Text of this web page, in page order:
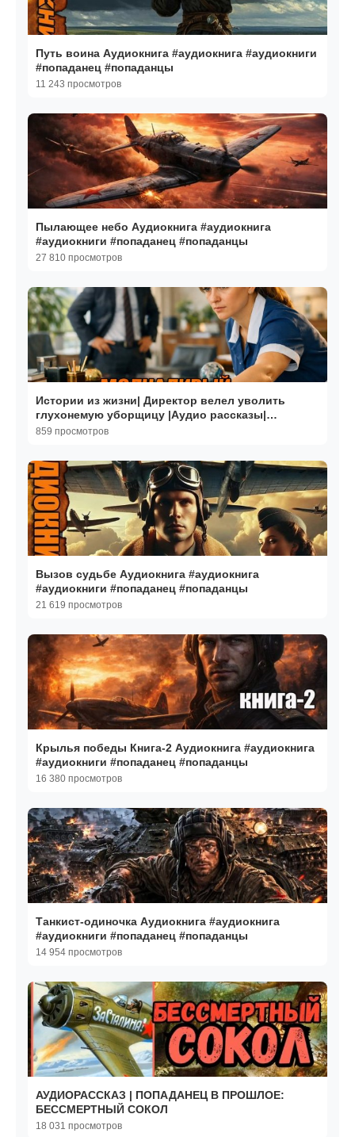
Путь воина Аудиокнига #аудиокнига #аудиокниги
#попаданец #попаданцы
11 243 просмотров
Пылающее небо Аудиокнига #аудиокнига
#аудиокниги #попаданец #попаданцы
27 810 просмотров
Истории из жизни| Директор велел уволить
глухонемую уборщицу |Аудио рассказы|
Жизненные истории
859 просмотров
Вызов судьбе Аудиокнига #аудиокнига
#аудиокниги #попаданец #попаданцы
21 619 просмотров
Крылья победы Книга-2 Аудиокнига #аудиокнига
#аудиокниги #попаданец #попаданцы
16 380 просмотров
Танкист-одиночка Аудиокнига #аудиокнига
#аудиокниги #попаданец #попаданцы
14 954 просмотров
АУДИОРАССКАЗ | ПОПАДАНЕЦ В ПРОШЛОЕ:
БЕССМЕРТНЫЙ СОКОЛ
18 031 просмотров